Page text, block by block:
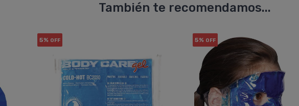
También te recomendamos...
5% OFF 5% OFF